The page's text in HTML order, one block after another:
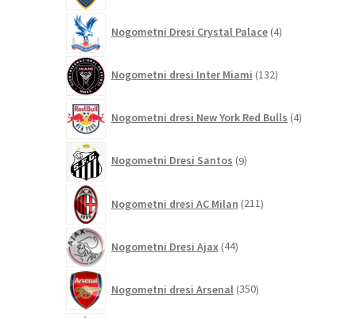
Nogometni Dresi Crystal Palace 4izdelki
Nogometni dresi Inter Miami 132izdelkov
Nogometni dresi New York Red Bulls 4izdelki
Nogometni Dresi Santos 9izdelkov
Nogometni dresi AC Milan 211izdelkov
Nogometni Dresi Ajax 44izdelkov
Nogometni dresi Arsenal 350izdelkov